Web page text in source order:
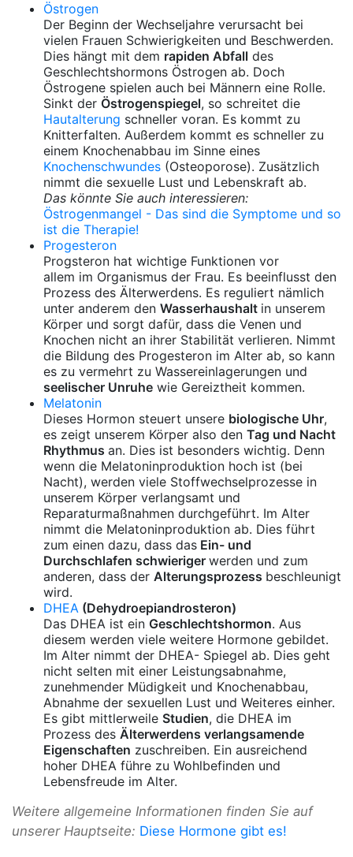
Östrogen
Der Beginn der Wechseljahre verursacht bei
vielen Frauen Schwierigkeiten und Beschwerden.
Dies hängt mit dem rapiden Abfall des
Geschlechtshormons Östrogen ab. Doch
Östrogene spielen auch bei Männern eine Rolle.
Sinkt der Östrogenspiegel, so schreitet die
Hautalterung schneller voran. Es kommt zu
Knitterfalten. Außerdem kommt es schneller zu
einem Knochenabbau im Sinne eines
Knochenschwundes (Osteoporose). Zusätzlich
nimmt die sexuelle Lust und Lebenskraft ab.
Das könnte Sie auch interessieren:
Östrogenmangel - Das sind die Symptome und so
ist die Therapie!
Progesteron
Progsteron hat wichtige Funktionen vor
allem im Organismus der Frau. Es beeinflusst den
Prozess des Älterwerdens. Es reguliert nämlich
unter anderem den Wasserhaushalt in unserem
Körper und sorgt dafür, dass die Venen und
Knochen nicht an ihrer Stabilität verlieren. Nimmt
die Bildung des Progesteron im Alter ab, so kann
es zu vermehrt zu Wassereinlagerungen und
seelischer Unruhe wie Gereiztheit kommen.
Melatonin
Dieses Hormon steuert unsere biologische Uhr,
es zeigt unserem Körper also den Tag und Nacht
Rhythmus an. Dies ist besonders wichtig. Denn
wenn die Melatoninproduktion hoch ist (bei
Nacht), werden viele Stoffwechselprozesse in
unserem Körper verlangsamt und
Reparaturmaßnahmen durchgeführt. Im Alter
nimmt die Melatoninproduktion ab. Dies führt
zum einen dazu, dass das Ein- und
Durchschlafen schwieriger werden und zum
anderen, dass der Alterungsprozess beschleunigt
wird.
DHEA (Dehydroepiandrosteron)
Das DHEA ist ein Geschlechtshormon. Aus
diesem werden viele weitere Hormone gebildet.
Im Alter nimmt der DHEA- Spiegel ab. Dies geht
nicht selten mit einer Leistungsabnahme,
zunehmender Müdigkeit und Knochenabbau,
Abnahme der sexuellen Lust und Weiteres einher.
Es gibt mittlerweile Studien, die DHEA im
Prozess des Älterwerdens verlangsamende
Eigenschaften zuschreiben. Ein ausreichend
hoher DHEA führe zu Wohlbefinden und
Lebensfreude im Alter.
Weitere allgemeine Informationen finden Sie auf
unserer Hauptseite: Diese Hormone gibt es!